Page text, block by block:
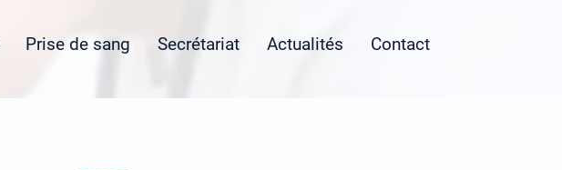
Prise de sang Secrétariat Actualités Contact